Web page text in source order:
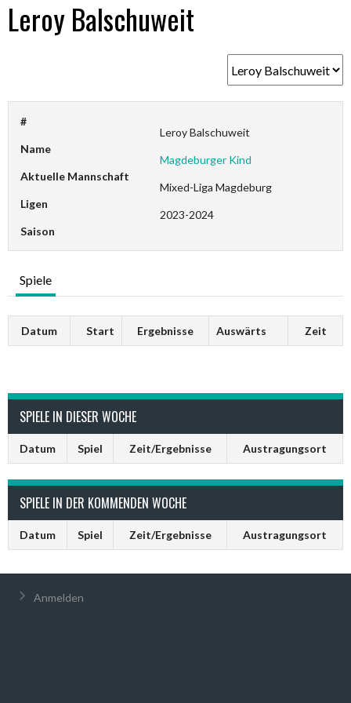
Leroy Balschuweit
#
Name
Leroy Balschuweit
Aktuelle Mannschaft
Magdeburger Kind
Ligen
Mixed-Liga Magdeburg
Saison
2023-2024
Spiele
Datum Start Ergebnisse Auswärts Zeit
SPIELE IN DIESER WOCHE
Datum Spiel Zeit/Ergebnisse Austragungsort
SPIELE IN DER KOMMENDEN WOCHE
Datum Spiel Zeit/Ergebnisse Austragungsort
Anmelden